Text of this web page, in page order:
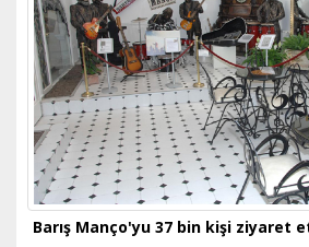
Barış Manço'yu 37 bin kişi ziyaret